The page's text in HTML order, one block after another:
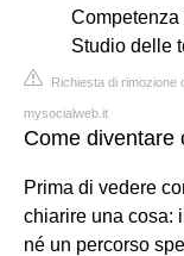
Studio delle
Richiesta di rimozione
mysocialweb.it
Come diventare
Prima di vedere
chiarire una cosa:
né un percorso